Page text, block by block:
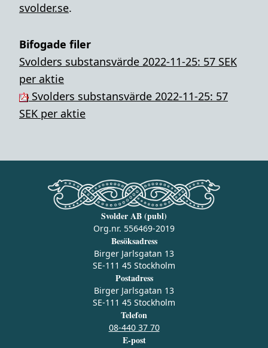
svolder.se.
Bifogade filer
Svolders substansvärde 2022-11-25: 57 SEK
per aktie
Svolders substansvärde 2022-11-25: 57
SEK per aktie
Svolder AB (publ)
Org.nr. 556469-2019
Besöksadress
Birger Jarlsgatan 13
SE-111 45 Stockholm
Postadress
Birger Jarlsgatan 13
SE-111 45 Stockholm
Telefon
08-440 37 70
E-post